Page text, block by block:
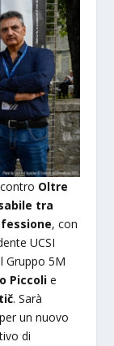
Oltre
tra
, con
UCSI
Gruppo 5M
Piccolie
. Sarà
un nuovo
di